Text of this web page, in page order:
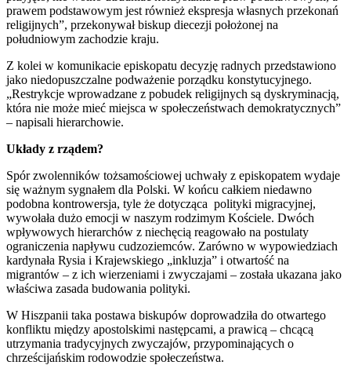
prawem podstawowym jest również ekspresja własnych przekonań
religijnych”, przekonywał biskup diecezji położonej na
południowym zachodzie kraju.
Z kolei w komunikacie episkopatu decyzję radnych przedstawiono
jako niedopuszczalne podważenie porządku konstytucyjnego.
„Restrykcje wprowadzane z pobudek religijnych są dyskryminacją,
która nie może mieć miejsca w społeczeństwach demokratycznych”
– napisali hierarchowie.
Układy z rządem?
Spór zwolenników tożsamościowej uchwały z episkopatem wydaje
się ważnym sygnałem dla Polski. W końcu całkiem niedawno
podobna kontrowersja, tyle że dotycząca polityki migracyjnej,
wywołała dużo emocji w naszym rodzimym Kościele. Dwóch
wpływowych hierarchów z niechęcią reagowało na postulaty
ograniczenia napływu cudzoziemców. Zarówno w wypowiedziach
kardynała Rysia i Krajewskiego „inkluzja” i otwartość na
migrantów – z ich wierzeniami i zwyczajami – została ukazana jako
właściwa zasada budowania polityki.
W Hiszpanii taka postawa biskupów doprowadziła do otwartego
konfliktu między apostolskimi następcami, a prawicą – chcącą
utrzymania tradycyjnych zwyczajów, przypominających o
chrześcijańskim rodowodzie społeczeństwa.